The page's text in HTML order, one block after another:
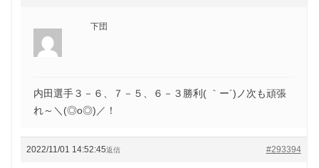
下団
内田選手３－６、７－５、６－３勝利( ｀ー´)ノ次も頑張
れ～＼(◎o◎)／！
2022/11/01 14:52:45 #293394
返信